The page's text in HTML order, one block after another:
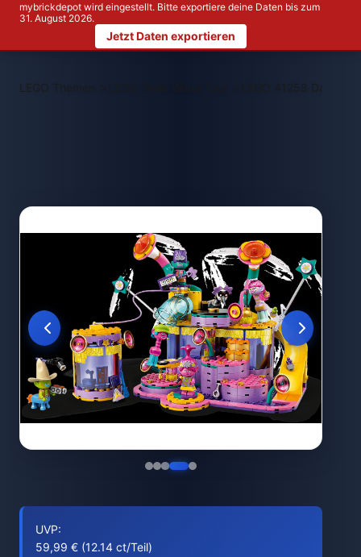
mybrickdepot wird eingestellt. Bitte exportiere deine Daten bis zum
31. August 2026.
Jetzt Daten exportieren
LEGO Themen > LEGO 41258 Das
UVP:
59,99 € (12.14 ct/Teil)